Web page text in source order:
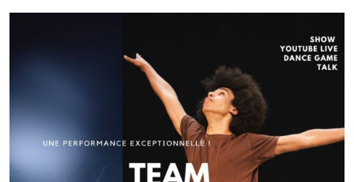
Navigation
de
l’article